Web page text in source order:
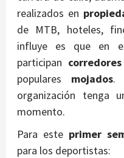
realizados en
de MTB, hoteles,
influye es que en
participan
populares mojados.
organización tenga
momento.
Para este primer
para los deportistas: